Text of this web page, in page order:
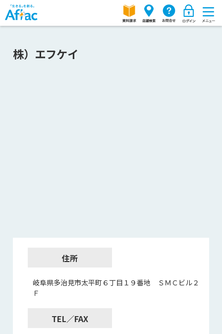
株）エフケイ
住所
岐阜県多治見市太平町６丁目１９番地 ＳＭＣビル２
Ｆ
TEL／FAX